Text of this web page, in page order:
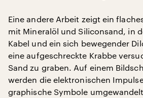
Eine andere Arbeit zeigt ein
mit Mineralöl und Siliconsand, in
Kabel und ein sich bewegender
eine aufgeschreckte Krabbe
Sand zu graben. Auf einem
werden die elektronischen
graphische Symbole